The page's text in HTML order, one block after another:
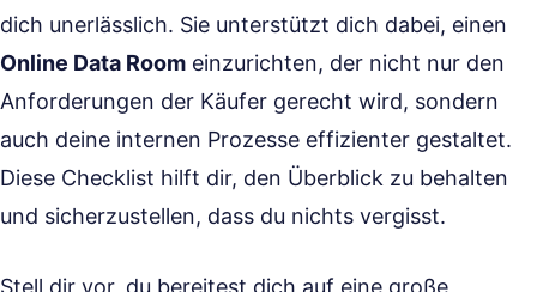
dich unerlässlich. Sie unterstützt dich dabei, einen
Online Data Room einzurichten, der nicht nur den
Anforderungen der Käufer gerecht wird, sondern
auch deine internen Prozesse effizienter gestaltet.
Diese Checklist hilft dir, den Überblick zu behalten
und sicherzustellen, dass du nichts vergisst.
Stell dir vor, du bereitest dich auf eine große